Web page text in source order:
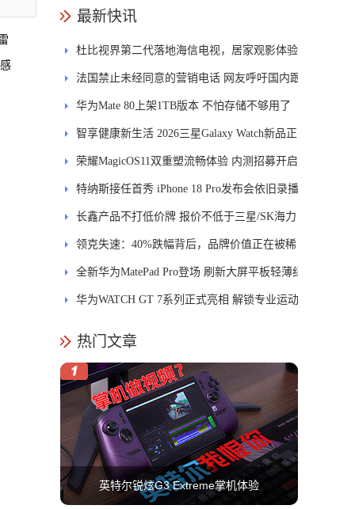
最新快讯
杜比视界第二代落地海信电视，居家观影体验
能迎来哪些升级？
法国禁止未经同意的营销电话 网友呼吁国内跟
进
华为Mate 80上架1TB版本 不怕存储不够用了
智享健康新生活 2026三星Galaxy Watch新品正
式开售
荣耀MagicOS11双重塑流畅体验 内测招募开启
特纳斯接任首秀 iPhone 18 Pro发布会依旧录播
长鑫产品不打低价牌 报价不低于三星/SK海力
士
领克失速：40%跌幅背后，品牌价值正在被稀
释
全新华为MatePad Pro登场 刷新大屏平板轻薄纪
录
华为WATCH GT 7系列正式亮相 解锁专业运动
热门文章
英特尔锐炫G3 Extreme掌机体验